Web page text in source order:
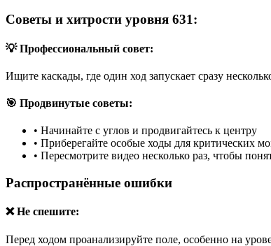
Советы и хитрости уровня 631:
💡 Профессиональный совет:
Ищите каскады, где один ход запускает сразу
🎯 Продвинутые советы:
• Начинайте с углов и продвигайтесь к центру
• Приберегайте особые ходы для критических
• Пересмотрите видео несколько раз, чтобы
Распространённые ошибки
❌ Не спешите:
Перед ходом проанализируйте поле, особенно на